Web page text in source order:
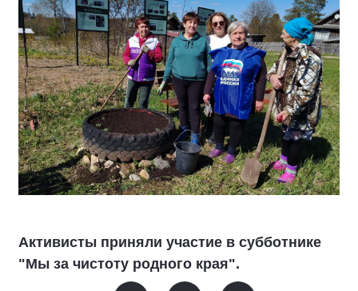
Активисты приняли участие в субботнике
"Мы за чистоту родного края".